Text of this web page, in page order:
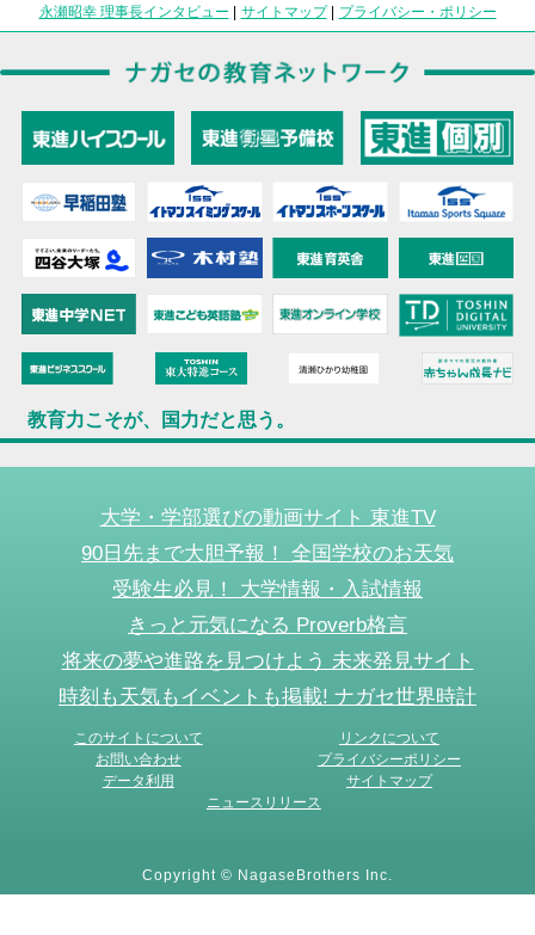
永瀬昭幸 理事長インタビュー | サイトマップ| プライバシー・ポリシー
教育力こそが、国力だと思う。
大学・学部選びの動画サイト 東進TV
90日先まで大胆予報！ 全国学校のお天気
受験生必見！ 大学情報・入試情報
きっと元気になる Proverb格言
将来の夢や進路を見つけよう 未来発見サイト
時刻も天気もイベントも掲載! ナガセ世界時計
このサイトについて
リンクについて
お問い合わせ
プライバシーポリシー
データ利用
サイトマップ
ニュースリリース
Copyright © NagaseBrothers Inc.